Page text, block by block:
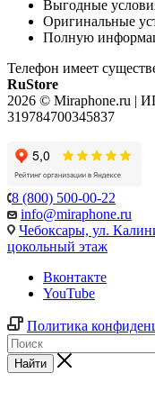
Выгодные
Оригинальные
Полную
Телефон имеет
RuStore
2026 © Miraphone.ru |
319784700345837
8 (800) 500-00-22
info@miraphone.ru
Чебоксары, ул.
цокольный этаж
Вконтакте
YouTube
Политика
Найти